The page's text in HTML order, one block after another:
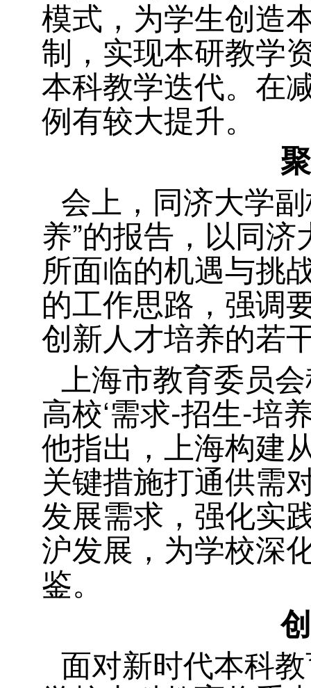
模式，为学生创造
制，实现本研教学
本科教学迭代。在
例有较大提升。
会上，同济大学
养”的报告，以同
所面临的机遇与挑
的工作思路，强调
创新人才培养的若
上海市教育委员
高校‘需求-招生-培
他指出，上海构建
关键措施打通供需
发展需求，强化实
沪发展，为学校深
鉴。
面对新时代本科